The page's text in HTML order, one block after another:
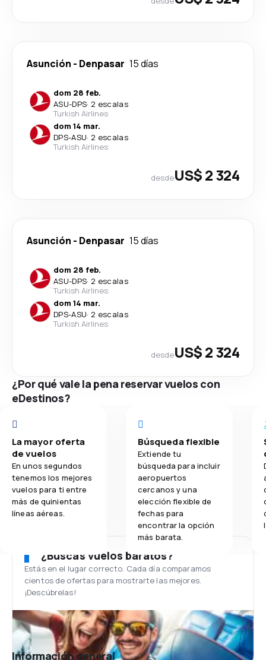
Asunción - Denpasar 15 días
dom 28 feb.
ASU-DPS· 2 escalas
Turkish Airlines
dom 14 mar.
DPS-ASU· 2 escalas
Turkish Airlines
desdeUS$ 2 324
Asunción - Denpasar 15 días
dom 28 feb.
ASU-DPS· 2 escalas
Turkish Airlines
dom 14 mar.
DPS-ASU· 2 escalas
Turkish Airlines
desdeUS$ 2 324
¿Por qué vale la pena reservar vuelos con
eDestinos?
La mayor oferta
de vuelos
En unos segundos
tenemos los mejores
vuelos para ti entre
más de quinientas
líneas aéreas.
Búsqueda flexible
Extiende tu
búsqueda para incluir
aeropuertos
cercanos y una
elección flexible de
fechas para
encontrar la opción
más barata.
¿Buscas vuelos baratos?
Estás en el lugar correcto. Cada día comparamos
cientos de ofertas para mostrarte las mejores.
¡Descúbrelas!
Información general